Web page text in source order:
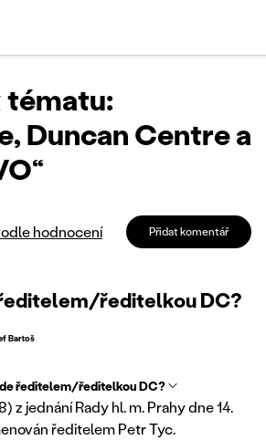
tématu:
Duncan Centre a
hodnocení Přidat komentář
ředitelkou DC?
Bartoš
ředitelem/ředitelkou DC?
z jednání Rady hl. m. Prahy dne 14.
ředitelem Petr Tyc.